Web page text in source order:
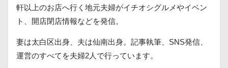
軒以上のお店へ行く地元夫婦がイチオシグルメやイベン
ト、開店閉店情報などを発信。
妻は太白区出身、夫は仙南出身。記事執筆、SNS発信、
運営のすべてを夫婦2人で行っています。